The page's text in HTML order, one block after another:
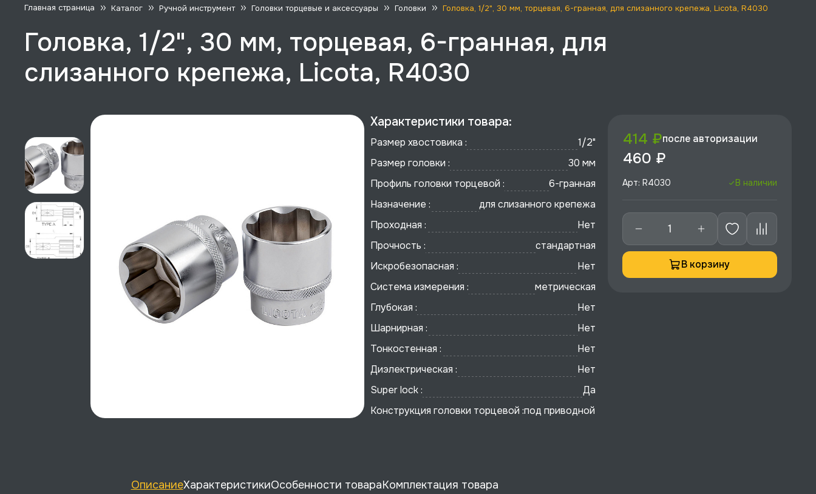
Главная страница Каталог Ручной инструмент Головки торцевые и аксессуары Головки Головка, 1/2", 30 мм, торцевая, 6-гранная, для слизанного крепежа, Licota, R4030
Головка, 1/2", 30 мм, торцевая, 6-гранная, для
слизанного крепежа, Licota, R4030
Характеристики товара:
Размер хвостовика :
1/2"
Размер головки :
30 мм
Профиль головки торцевой :
6-гранная
Назначение :
для слизанного крепежа
Проходная :
Нет
Прочность :
стандартная
Искробезопасная :
Нет
Система измерения :
метрическая
Глубокая :
Нет
Шарнирная :
Нет
Тонкостенная :
Нет
Диэлектрическая :
Нет
Super lock :
Да
Конструкция головки торцевой :под приводной квадрат
ОписаниеХарактеристикиОсобенности товараКомплектация товара
414 ₽после авторизации
460 ₽
Арт: R4030 В наличии
В корзину